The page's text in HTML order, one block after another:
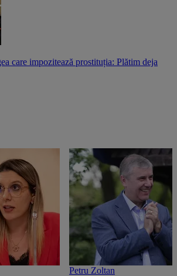
care impozitează prostituția: Plătim deja
Petru Zoltan